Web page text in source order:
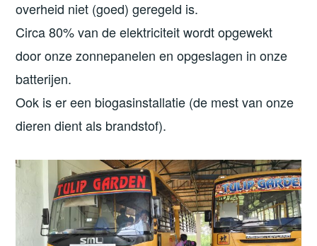
overheid niet (goed) geregeld is.
Circa 80% van de elektriciteit wordt opgewekt
door onze zonnepanelen en opgeslagen in onze
batterijen.
Ook is er een biogasinstallatie (de mest van onze
dieren dient als brandstof).